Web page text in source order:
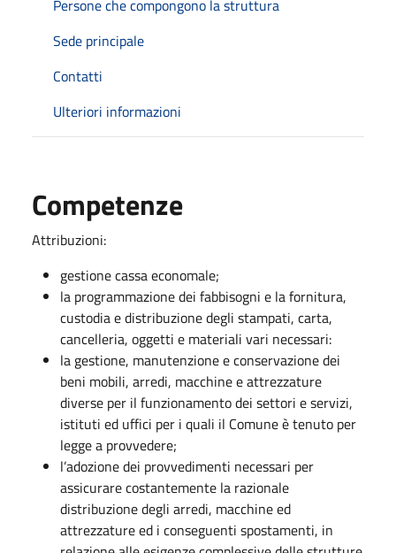
Persone che compongono la struttura
Sede principale
Contatti
Ulteriori informazioni
Competenze
Attribuzioni:
gestione cassa economale;
la programmazione dei fabbisogni e la fornitura,
custodia e distribuzione degli stampati, carta,
cancelleria, oggetti e materiali vari necessari:
la gestione, manutenzione e conservazione dei
beni mobili, arredi, macchine e attrezzature
diverse per il funzionamento dei settori e servizi,
istituti ed uffici per i quali il Comune è tenuto per
legge a provvedere;
l’adozione dei provvedimenti necessari per
assicurare costantemente la razionale
distribuzione degli arredi, macchine ed
attrezzature ed i conseguenti spostamenti, in